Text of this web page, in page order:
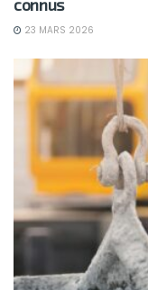
connus
23 MARS 2026